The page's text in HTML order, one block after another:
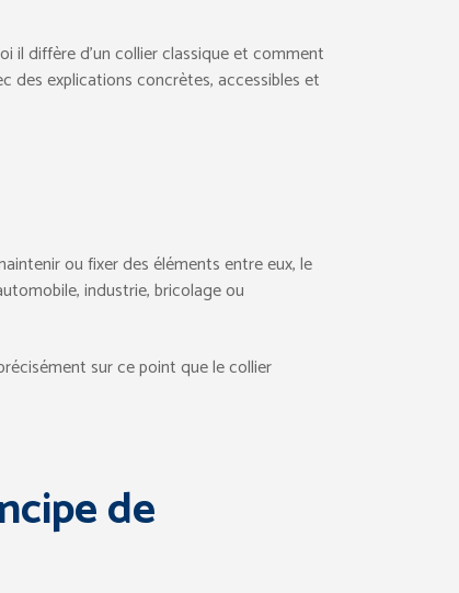
il diffère d’un collier classique et comment
des explications concrètes, accessibles et
ou fixer des éléments entre eux, le
industrie, bricolage ou
sur ce point que le collier
de